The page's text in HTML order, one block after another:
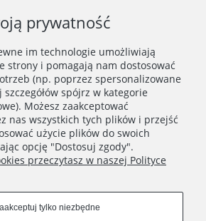
na odrobinę brokatu! ✨
świata Yellow Meadow!
Zapisz się
prywatność
im technologie umożliwiają
strony i pomagają nam dostosować
(np. poprzez spersonalizowane
spójrz w kategorie
Możesz zaakceptować
nas wszystkich tych plików i przejść
użycie plików do swoich
opcję "Dostosuj zgody".
przeczytasz w naszej Polityce
tylko niezbędne